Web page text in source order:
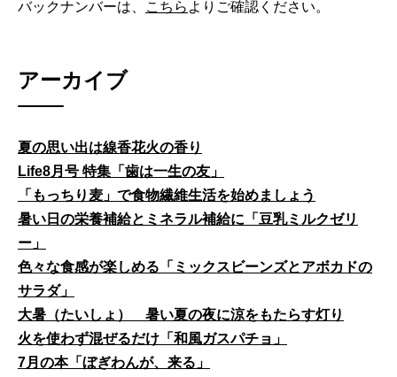
バックナンバーは、
こちら よりご確認ください。
アーカイブ
夏の思い出は線香花火の香り
Life8月号 特集「歯は一生の友」
「もっちり麦」で食物繊維生活を始めましょう
暑い日の栄養補給とミネラル補給に「豆乳ミルクゼリ
ー」
色々な食感が楽しめる「ミックスビーンズとアボカドの
サラダ」
大暑（たいしょ） 暑い夏の夜に涼をもたらす灯り
火を使わず混ぜるだけ「和風ガスパチョ」
7月の本「ぼぎわんが、来る」